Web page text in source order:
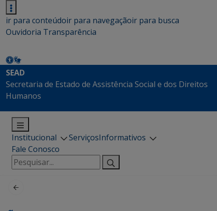
ir para conteúdoir para navegaçãoir para busca
Ouvidoria Transparência
SEAD
Secretaria de Estado de Assistência Social e dos Direitos
Humanos
Institucional ServiçosInformativos
Fale Conosco
Pesquisar
por: